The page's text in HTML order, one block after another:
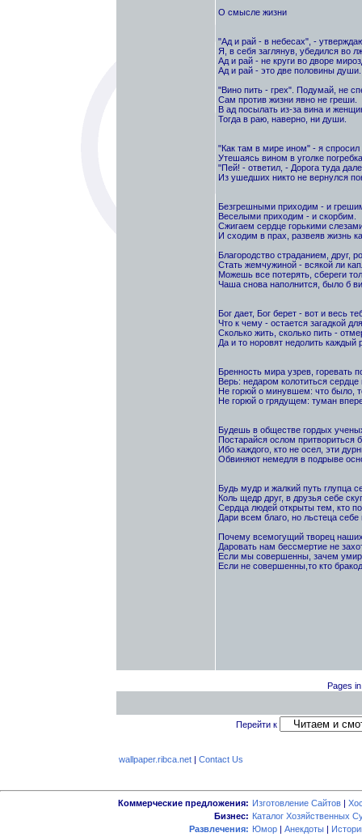
О смысле жизни
"Ад и рай - в небесах", -
Я, в себя заглянув, убедился во
Ад и рай - не круги во дворе
Ад и рай - это две половины души.
"Вино пить - грех". Подумай, не
Сам против жизни явно не греши.
В ад посылать из-за вина и
Тогда в раю, наверно, ни души.
"Как там в мире ином" - я спросил
Утешаясь вином в уголке
"Пей! - ответил, - Дорога туда
Из ушедших никто не вернулся
Безгрешными приходим - и
Веселыми приходим - и скорбим.
Сжигаем сердце горькими
И сходим в прах, развеяв жизнь
Благородство страданием, друг,
Стать жемчужиной - всякой ли
Можешь все потерять, сбереги
Чаша снова наполнится, было б
Бог дает, Бог берет - вот и весь
Что к чему - остается загадкой
Сколько жить, сколько пить -
Да и то норовят недолить каждый
Бренность мира узрев, горевать
Верь: недаром колотиться сердце
Не горюй о минувшем: что было,
Не горюй о грядущем: туман
Будешь в обществе гордых
Постарайся ослом притвориться
Ибо каждого, кто не осел, эти
Обвиняют немедля в подрыве
Будь мудр и жалкий путь глупца
Коль щедр друг, в друзья себе
Сердца людей открыты тем, кто
Дари всем благо, но льстеца
Почему всемогущий творец
Даровать нам бессмертие не
Если мы совершенны, зачем
Если не совершенны,то кто
Pages
Перейти к
wallpaper.ribca.net| Contact Us
Коммерческие предложения: Изготовление Сайтов |
Бизнес: Каталог Хозяйственных
Развлечения: Юмор | Анекдоты |